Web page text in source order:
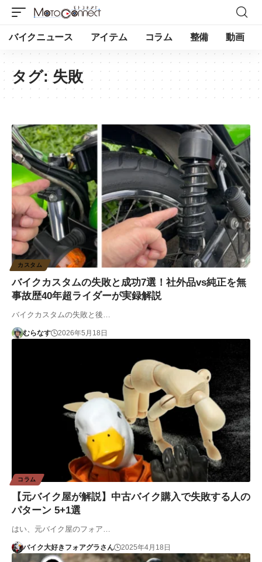
バイクニュース アイテム コラム 整備 動画
タグ: 失敗
カスタム
バイクカスタムの失敗と成功7選！社外品vs純正を無
事故歴40年超ライダーが実録解説
バイクカスタムの失敗と後…
むらなす 2026年5月18日
コラム
【元バイク屋が解説】中古バイク購入で失敗する人の
パターン 5+1選
はい、元バイク屋のフォア…
バイク大好きフォアグラさん 2025年4月18日